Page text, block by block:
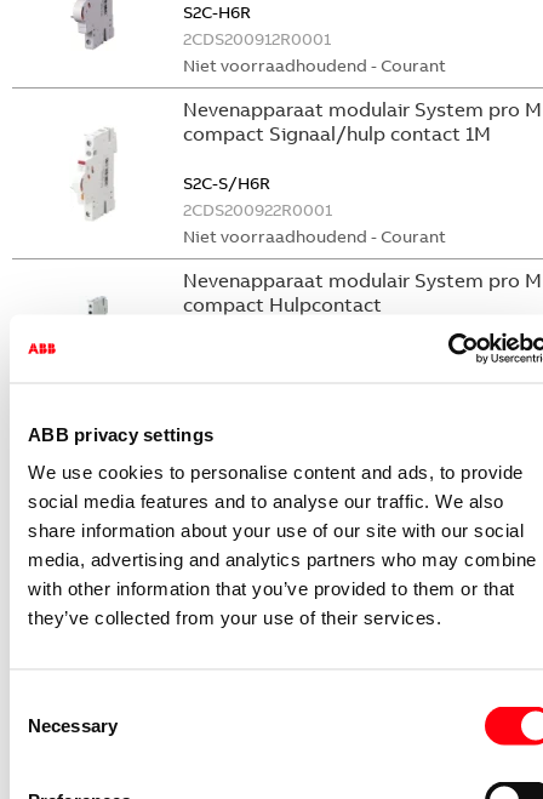
ABB privacy settings
We use cookies to personalise content and ads, to provide
social media features and to analyse our traffic. We also
share information about your use of our site with our social
media, advertising and analytics partners who may combine
with other information that you’ve provided to them or that
they’ve collected from your use of their services.
Selection
Necessary
S2C-H6R
2CDS200912R0001
Niet voorraadhoudend - Courant
Nevenapparaat modulair System pro M
compact Signaal/hulp contact 1M
S2C-S/H6R
2CDS200922R0001
Niet voorraadhoudend - Courant
Nevenapparaat modulair System pro M
compact Hulpcontact
Nevenapparaat modulair System pro M
compact Hulpcontact 1M+1V
S2C-H11L
2CDS200936R0001
Niet voorraadhoudend - Courant
Nevenapparaat modulair System pro M
Nevenapparaat modulair System pro M